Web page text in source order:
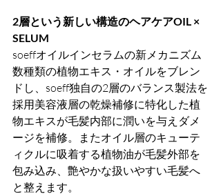
2層という新しい構造のヘアケアOIL ×
SELUM
soeffオイルインセラムの新メカニズム
数種類の植物エキス・オイルをブレン
ドし、soeff独自の2層のバランス製法を
採用美容液層の乾燥補修に特化した植
物エキスが毛髪内部に潤いを与えダメ
ージを補修。またオイル層のキューテ
ィクルに吸着する植物油が毛髪外部を
包み込み、艶やかな扱いやすい毛髪へ
と整えます。